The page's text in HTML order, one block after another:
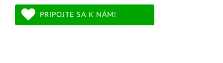
PRIPOJTE SA K NÁM!